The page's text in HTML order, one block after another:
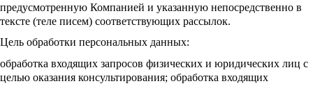
предусмотренную Компанией и указанную непосредственно в
тексте (теле писем) соответствующих рассылок.
Цель обработки персональных данных:
обработка входящих запросов физических и юридических лиц с
целью оказания консультирования; обработка входящих